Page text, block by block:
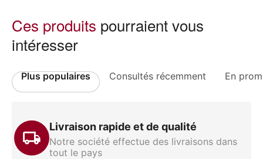
Ces produits pourraient vous
intéresser
Plus populaires Consultés récemment En
Livraison rapide et de qualité
Notre société effectue des livraisons dans
tout le pays